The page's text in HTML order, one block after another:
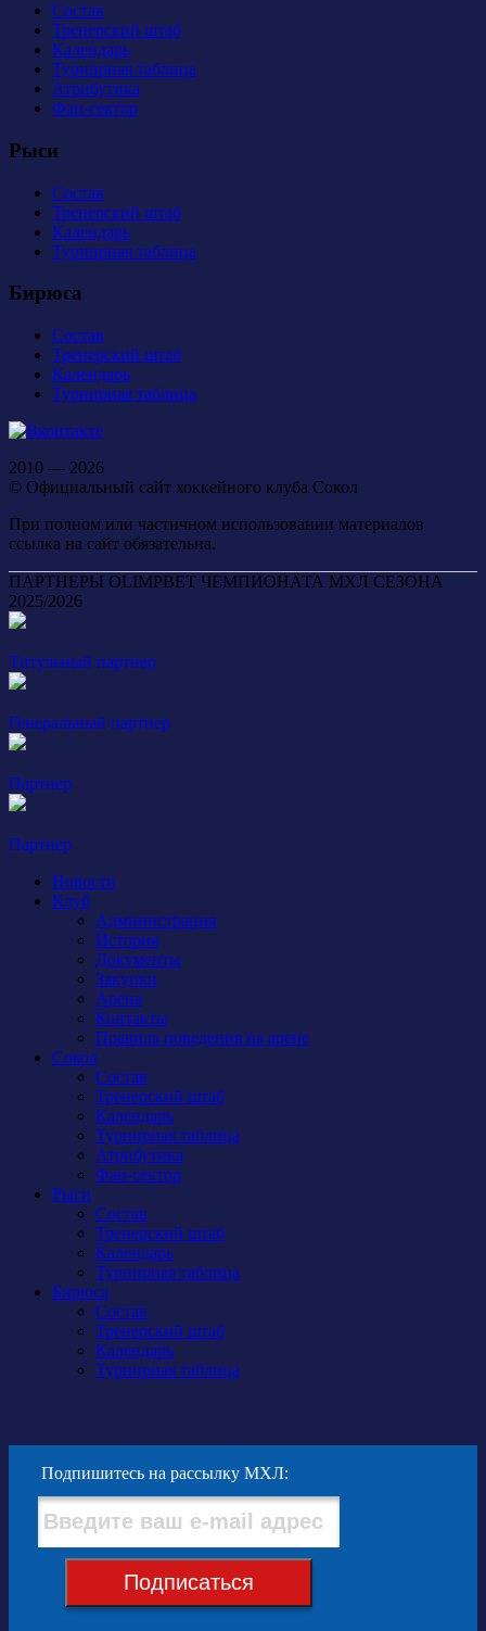
Состав
Тренерский штаб
Календарь
Турнирная таблица
Атрибутика
Фан-сектор
Рыси
Состав
Тренерский штаб
Календарь
Турнирная таблица
Бирюса
Состав
Тренерский штаб
Календарь
Турнирная таблица
2010 — 2026
© Официальный сайт хоккейного клуба Сокол
При полном или частичном использовании материалов
ссылка на сайт обязательна.
ПАРТНЕРЫ OLIMPBET ЧЕМПИОНАТА МХЛ СЕЗОНА
2025/2026
Титульный партнер
Генеральный партнер
Партнер
Партнер
Новости
Клуб
Администрация
История
Документы
Закупки
Арена
Контакты
Правила поведения на арене
Сокол
Состав
Тренерский штаб
Календарь
Турнирная таблица
Атрибутика
Фан-сектор
Рыси
Состав
Тренерский штаб
Календарь
Турнирная таблица
Бирюса
Состав
Тренерский штаб
Календарь
Турнирная таблица
Подпишитесь на рассылку МХЛ:
Подписаться